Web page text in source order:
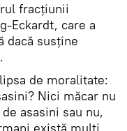
fracțiunii
Eckardt, care a
dacă susține
de moralitate:
Nici măcar nu
asasini sau nu,